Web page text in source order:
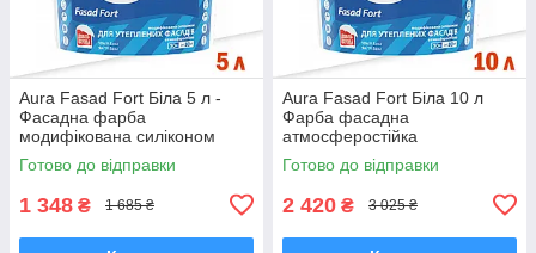
Aura Fasad Fort Біла 5 л -
Фасадна фарба
модифікована силіконом
атмосферостійка
Готово до відправки
1 348 ₴ 1 685 ₴
Aura Fasad Fort Біла 10 л
Фарба фасадна
атмосферостійка
модифікована силіконом
Готово до відправки
2 420 ₴ 3 025 ₴